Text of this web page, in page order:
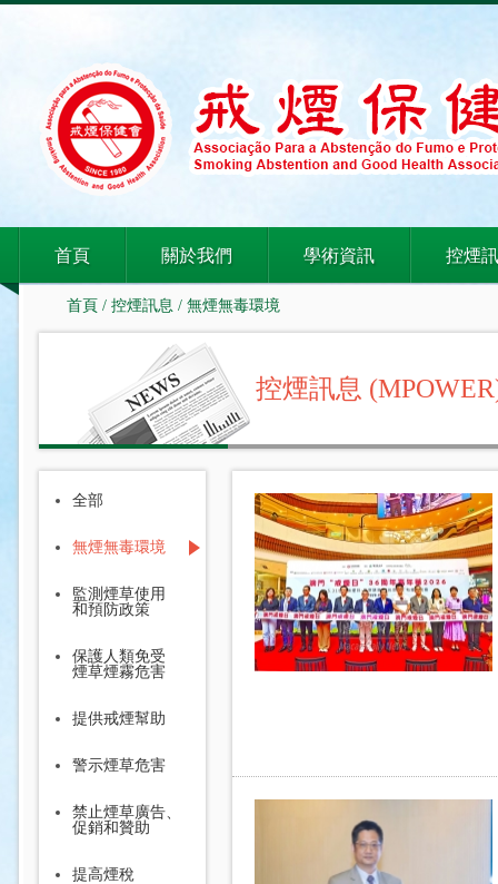
首頁 關於我們 學術資訊 控煙
首頁 / 控煙訊息 / 無煙無毒環境
控煙訊息
全部
無煙無毒環境
監測煙草使用
和預防政策
保護人類免受
煙草煙霧危害
提供戒煙幫助
警示煙草危害
禁止煙草廣告、
促銷和贊助
提高煙稅